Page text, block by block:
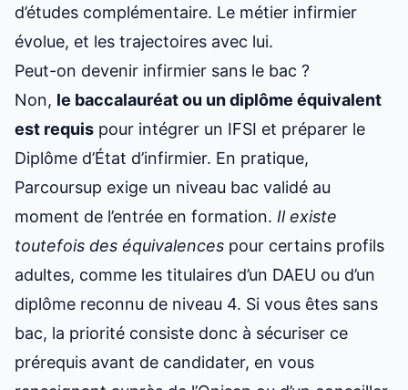
d’études complémentaire. Le métier infirmier
évolue, et les trajectoires avec lui.
Peut-on devenir infirmier sans le bac ?
Non, le baccalauréat ou un diplôme équivalent
est requis pour intégrer un IFSI et préparer le
Diplôme d’État d’infirmier. En pratique,
Parcoursup exige un niveau bac validé au
moment de l’entrée en formation. Il existe
toutefois des équivalences pour certains profils
adultes, comme les titulaires d’un DAEU ou d’un
diplôme reconnu de niveau 4. Si vous êtes sans
bac, la priorité consiste donc à sécuriser ce
prérequis avant de candidater, en vous